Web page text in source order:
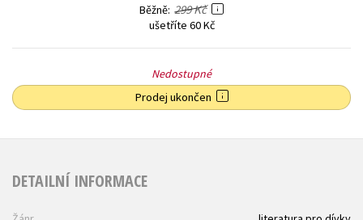
Běžně 299 Kč
ušetříte 60 Kč
Nedostupné
Prodej ukončen
DETAILNÍ INFORMACE